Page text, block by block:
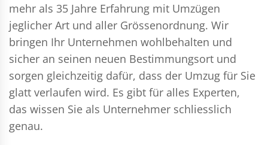
mehr als 35 Jahre Erfahrung mit Umzügen
jeglicher Art und aller Grössenordnung. Wir
bringen Ihr Unternehmen wohlbehalten und
sicher an seinen neuen Bestimmungsort und
sorgen gleichzeitig dafür, dass der Umzug für Sie
glatt verlaufen wird. Es gibt für alles Experten,
das wissen Sie als Unternehmer schliesslich
genau.